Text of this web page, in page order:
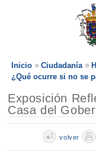
Inicio Ciudadanía
¿Qué ocurre si no se
Exposición
Casa del
volver